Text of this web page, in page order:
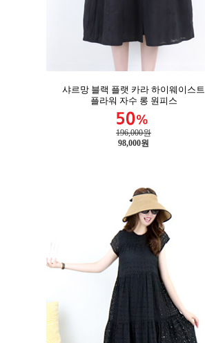
샤르망 블랙 플랫 카라 하이웨이스트
플라워 자수 롱 원피스
196,000원
98,000원